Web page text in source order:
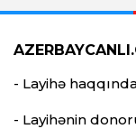
- Layihə
- Layihənin